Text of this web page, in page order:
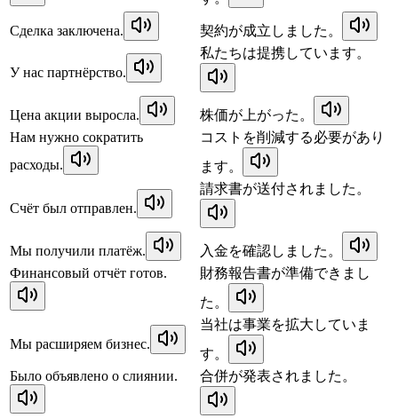
Сделка заключена. 契約が成立しました。
У нас партнёрство.
私たちは提携しています。
Цена акции выросла.
株価が上がった。
Нам нужно сократить
расходы.
コストを削減する必要があり
ます。
Счёт был отправлен.
請求書が送付されました。
Мы получили платёж.
入金を確認しました。
Финансовый отчёт готов.
財務報告書が準備できまし
た。
Мы расширяем бизнес.
当社は事業を拡大していま
す。
Было объявлено о слиянии.
合併が発表されました。